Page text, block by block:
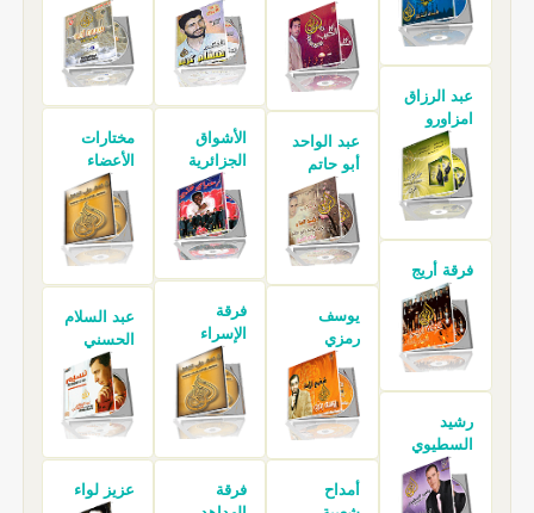
عبد الرزاق
امزاورو
فرقة أريج
رشيد
السطيوي
عبد الواحد
أبو حاتم
يوسف
رمزي
أمداح
الأشواق
الجزائرية
فرقة
الإسراء
فرقة
مختارات
الأعضاء
عبد السلام
الحسني
عزيز لواء